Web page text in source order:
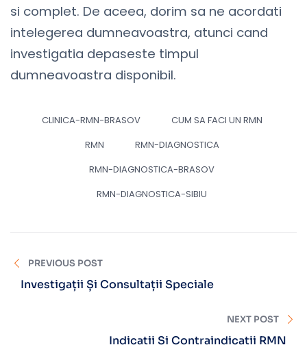
si complet. De aceea, dorim sa ne acordati
intelegerea dumneavoastra, atunci cand
investigatia depaseste timpul
dumneavoastra disponibil.
CLINICA-RMN-BRASOV
CUM SA FACI UN RMN
RMN
RMN-DIAGNOSTICA
RMN-DIAGNOSTICA-BRASOV
RMN-DIAGNOSTICA-SIBIU
PREVIOUS POST
Investigații Și Consultații Speciale
NEXT POST
Indicatii Si Contraindicatii RMN